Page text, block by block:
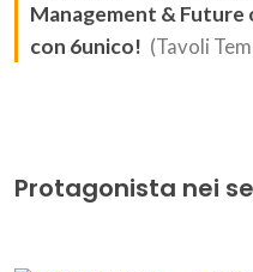
Management &
con 6unico! (Tavoli
Protagonista nei